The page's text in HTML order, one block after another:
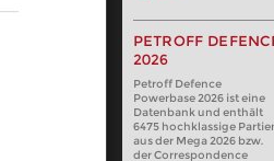
PETROFF
2026
Petroff Defence
Powerbase 2026 ist eine
Datenbank und enthält
6475 hochklassige
aus der Mega 2026 bzw.
der Correspondence